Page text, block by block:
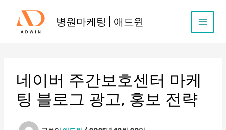
병원마케팅 | 애드윈
네이버 주간보호센터 마케
팅 블로그 광고, 홍보 전략